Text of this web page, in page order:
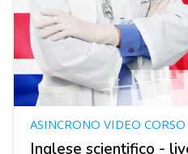
Inglese scientifico -
ASINCRONO VIDEO CORSO